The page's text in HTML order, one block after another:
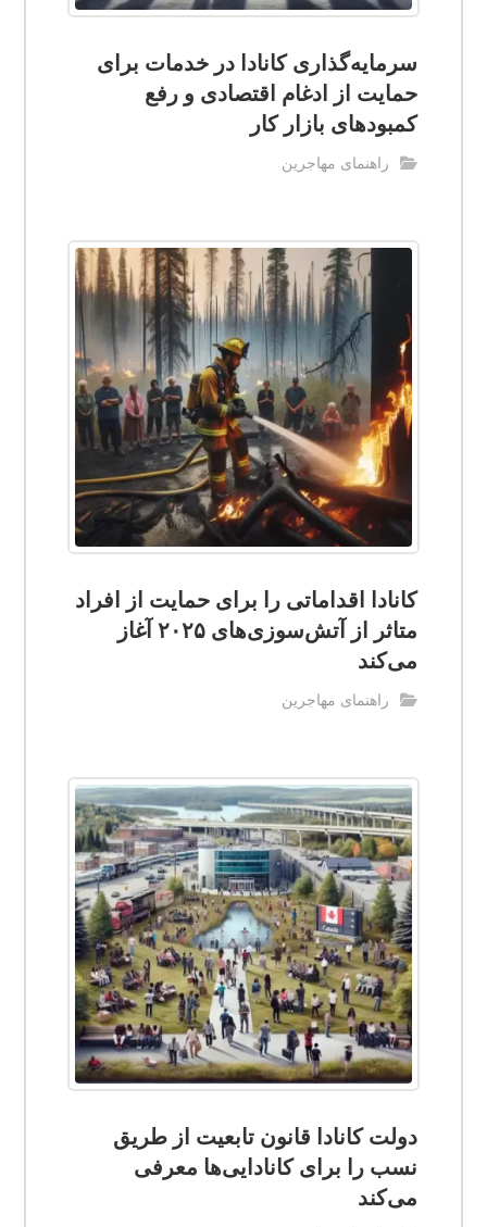
سرمایه‌گذاری کانادا در خدمات برای
حمایت از ادغام اقتصادی و رفع
کمبودهای بازار کار
راهنمای مهاجرین
کانادا اقداماتی را برای حمایت از افراد
متاثر از آتش‌سوزی‌های ۲۰۲۵ آغاز
می‌کند
راهنمای مهاجرین
دولت کانادا قانون تابعیت از طریق
نسب را برای کانادایی‌ها معرفی
می‌کند